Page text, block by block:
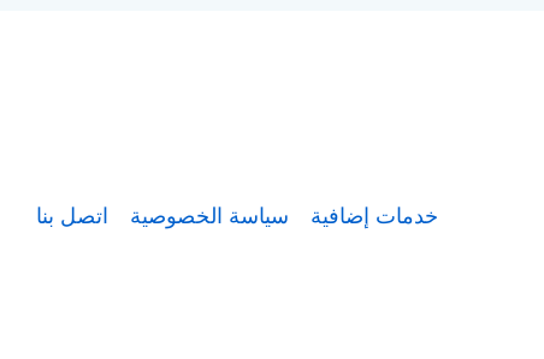
خدمات إضافية سياسة الخصوصية اتصل بنا